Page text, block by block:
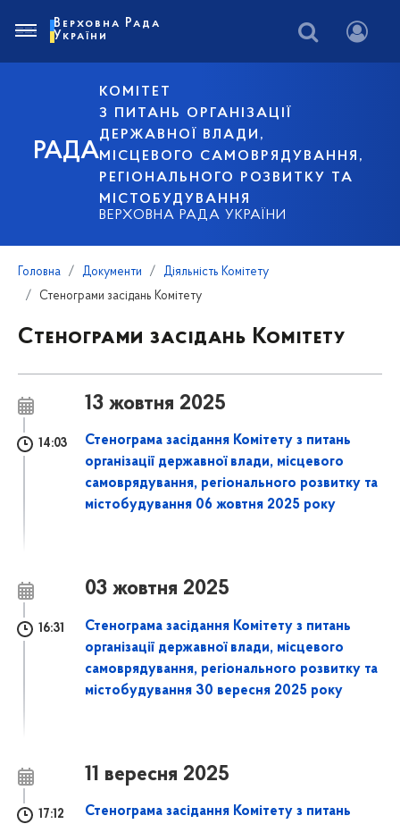
РАДА
КОМІТЕТ
З ПИТАНЬ ОРГАНІЗАЦІЇ
ДЕРЖАВНОЇ ВЛАДИ,
МІСЦЕВОГО САМОВРЯДУВАННЯ,
РЕГІОНАЛЬНОГО РОЗВИТКУ ТА
МІСТОБУДУВАННЯ
ВЕРХОВНА РАДА УКРАЇНИ
Верховна Рада
України
Головна Документи
Діяльність Комітету
Стенограми засідань Комітету
Стенограми засідань Комітету
13 жовтня 2025
14:03
Стенограма засідання Комітету з питань
організації державної влади, місцевого
самоврядування, регіонального розвитку та
містобудування 06 жовтня 2025 року
03 жовтня 2025
16:31
Стенограма засідання Комітету з питань
організації державної влади, місцевого
самоврядування, регіонального розвитку та
містобудування 30 вересня 2025 року
11 вересня 2025
17:12
Стенограма засідання Комітету з питань